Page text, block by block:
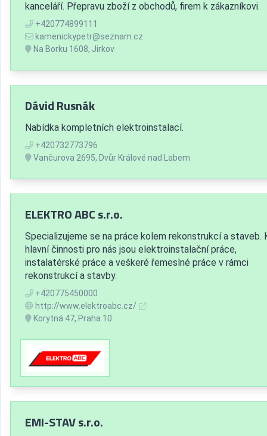
kanceláří. Přepravu zboží z obchodů, firem k zákazníkovi.
+420774899111
kamenickypetr@seznam.cz
Na Borku 1608, Jirkov
Dávid Rusnák
Nabídka kompletních elektroinstalací.
+420732773796
Vančurova 2695, Dvůr Králové nad Labem
ELEKTRO ABC s.r.o.
Specializujeme se na práce kolem rekonstrukcí a staveb.
hlavní činnosti pro nás jsou elektroinstalační práce,
instalatérské práce a veškeré řemeslné práce v rámci
rekonstrukcí a stavby.
+420775450000
http://www.elektroabc.cz/
Korytná 47, Praha 10
EMI-STAV s.r.o.